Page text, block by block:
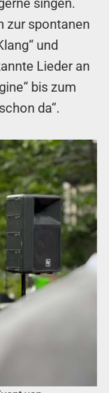
singen.
zur spontanen
und
Lieder an
bis zum
da“.